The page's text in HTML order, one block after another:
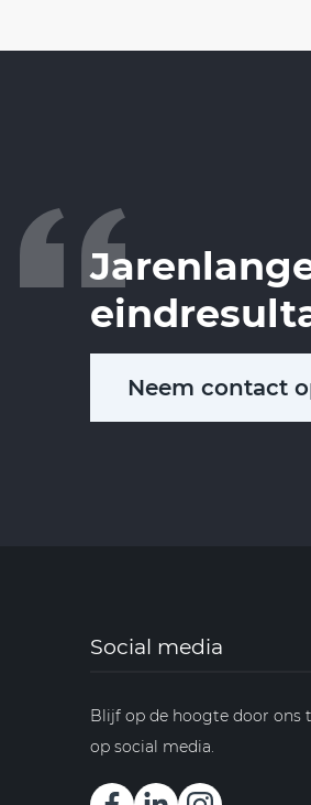
Neem contact
Social media
Blijf op de hoogte door ons
op social media.